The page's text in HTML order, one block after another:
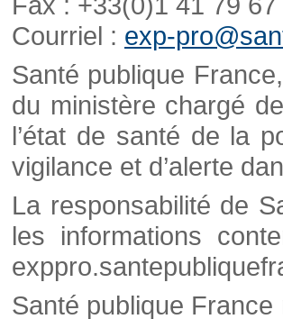
Courriel : exp-
Santé publique
du ministère chargé
l’état de santé de la
vigilance et d’alerte
La responsabilité de
les informations
Santé publique